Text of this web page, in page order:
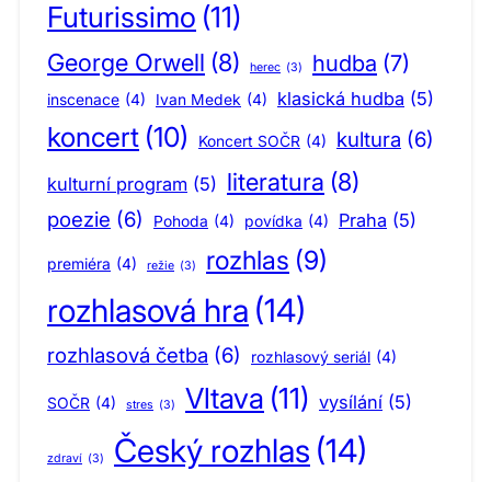
Futurissimo (11)
George Orwell (8) herec (3) hudba (7)
inscenace (4) Ivan Medek (4) klasická hudba (5)
koncert (10) Koncert SOČR (4) kultura (6)
kulturní program (5) literatura (8)
poezie (6) Pohoda (4) povídka (4) Praha (5)
premiéra (4) režie (3) rozhlas (9)
rozhlasová hra (14)
rozhlasová četba (6) rozhlasový seriál (4)
SOČR (4) stres (3) Vltava (11) vysílání (5)
zdraví (3) Český rozhlas (14)